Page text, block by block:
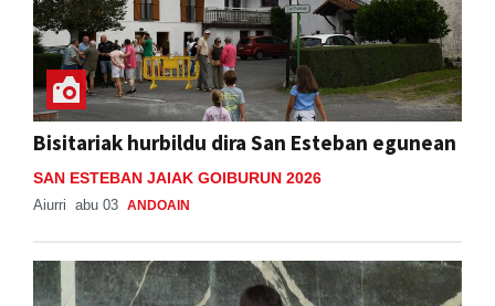
Bisitariak hurbildu dira San Esteban egunean
SAN ESTEBAN JAIAK GOIBURUN 2026
Aiurri abu 03 ANDOAIN